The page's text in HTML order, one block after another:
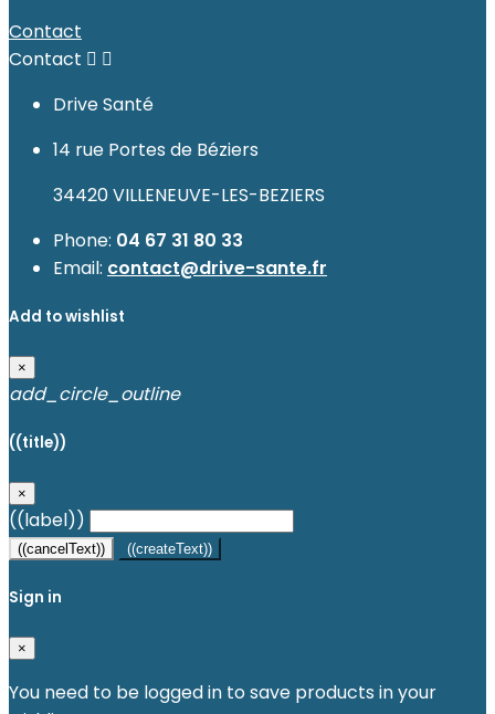
Contact
Contact  
Drive Santé
14 rue Portes de Béziers
34420 VILLENEUVE-LES-BEZIERS
Phone: 04 67 31 80 33
Email: contact@drive-sante.fr
Add to wishlist
×
add_circle_outline
((title))
×
((label))
((cancelText)) ((createText))
Sign in
×
You need to be logged in to save products in your